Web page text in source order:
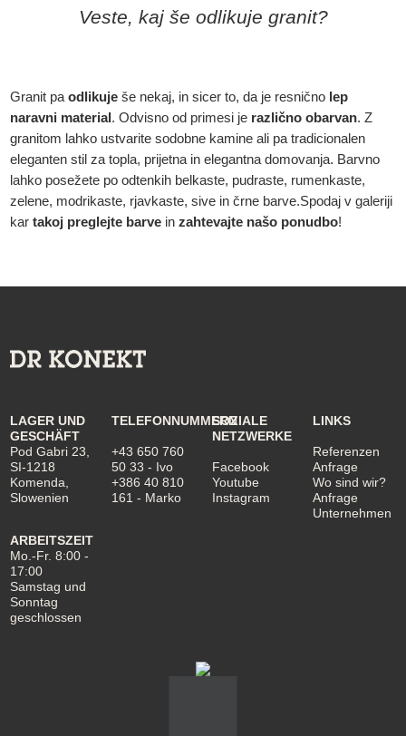
Veste, kaj še odlikuje granit?
Granit paodlikuje še nekaj, in sicer to, da je resnično lep
naravni material. Odvisno od primesi je različno obarvan. Z
granitom lahko ustvarite sodobne kamine ali pa tradicionalen
eleganten stil za topla, prijetna in elegantna domovanja. Barvno
lahko posežete po odtenkih belkaste, pudraste, rumenkaste,
zelene, modrikaste, rjavkaste, sive in črne barve.Spodaj v galeriji
kartakoj preglejte barve inzahtevajte našo ponudbo!
LAGER UND
GESCHÄFT
Pod Gabri 23,
SI-1218
Komenda,
Slowenien
ARBEITSZEIT
Mo.-Fr. 8:00 -
17:00
Samstag und
Sonntag
geschlossen
TELEFONNUMMERN
+43 650 760
50 33 - Ivo
+386 40 810
161 - Marko
SOZIALE
NETZWERKE
Facebook
Youtube
Instagram
LINKS
Referenzen
Anfrage
Wo sind wir?
Anfrage
Unternehmen